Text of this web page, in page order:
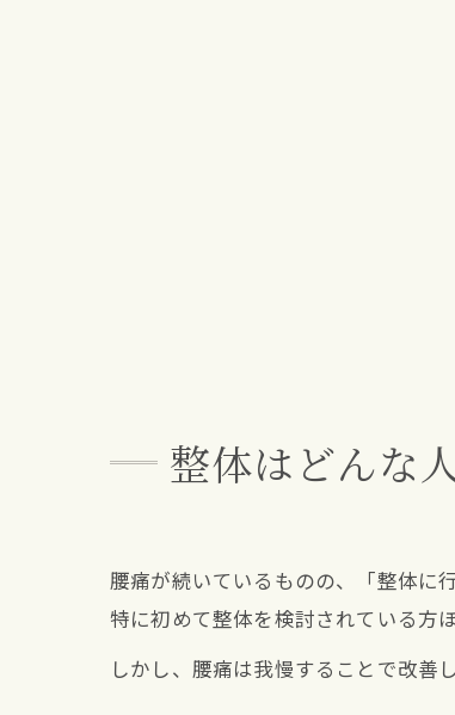
整体はどんな
腰痛が続いているものの、「整体に
特に初めて整体を検討されている方
しかし、腰痛は我慢することで改善